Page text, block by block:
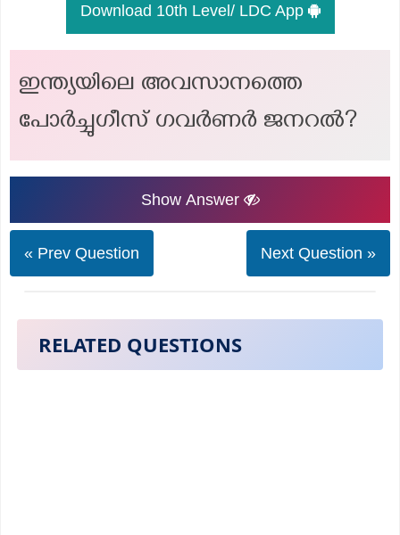
Download 10th Level/ LDC App
ഇന്ത്യയിലെ അവസാനത്തെ
പോർച്ചുഗീസ് ഗവർണർ ജനറൽ?
Show Answer
« Prev Question Next Question »
RELATED QUESTIONS